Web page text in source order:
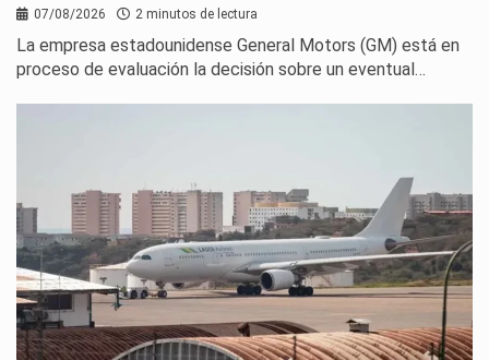
07/08/2026 2 minutos de lectura
La empresa estadounidense General Motors (GM) está en
proceso de evaluación la decisión sobre un eventual…